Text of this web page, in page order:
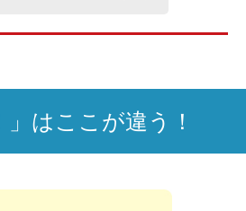
」はここが違う！